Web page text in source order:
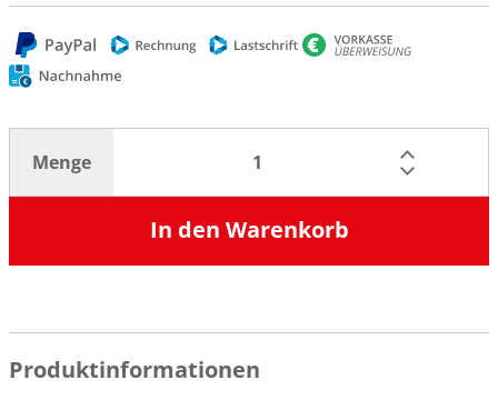
Menge
In den Warenkorb
Produktinformationen